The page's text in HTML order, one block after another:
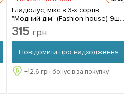
Гладіолус, мікс з 3-х сортів
"Модний дім" (Fashion house) 9шт
в комплекті
315 грн
Повідомити про надходження
+12.6 грн бонусів за покупку